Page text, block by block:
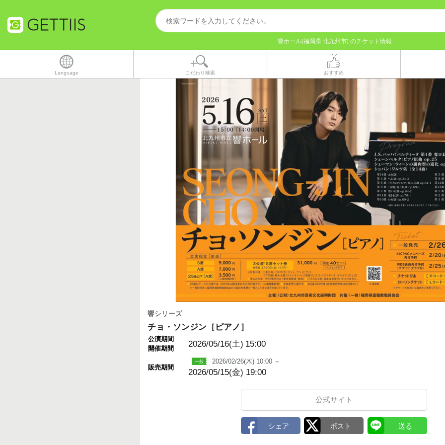
響ホール(福岡県 北九州市) のチケット情報
Language こだわり検索 おすすめ
響シリーズ
チョ・ソンジン［ピアノ］
公演期間
開催期間
2026/05/16(土) 15:00
販売期間
2026/02/26(木) 10:00 ～
2026/05/15(金) 19:00
公式サイト